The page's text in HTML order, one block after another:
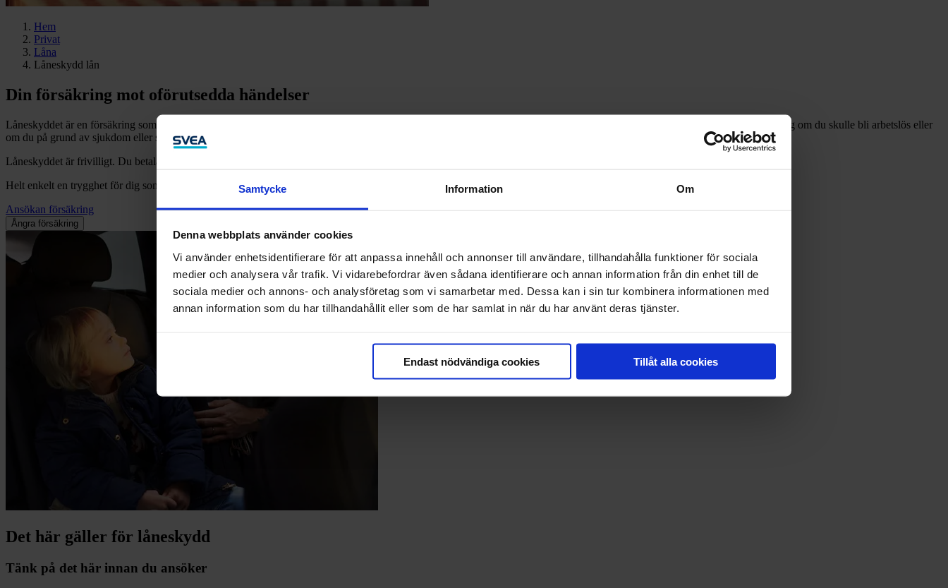
Samtycke Information Om
Denna webbplats använder cookies
Vi använder enhetsidentifierare för att anpassa innehåll och annonser till användare, tillhandahålla funktioner för sociala
medier och analysera vår trafik. Vi vidarebefordrar även sådana identifierare och annan information från din enhet till de
sociala medier och annons- och analysföretag som vi samarbetar med. Dessa kan i sin tur kombinera informationen med
annan information som du har tillhandahållit eller som de har samlat in när du har använt deras tjänster.
Endast nödvändiga cookies Tillåt alla cookies
Hem
Privat
Låna
Låneskydd lån
Din försäkring mot oförutsedda händelser
Låneskyddet är en försäkring som du kan teckna i samband med att du tecknar ett låneavtal med Svea Bank (senast 90 dagar efter lånet utbetalats). Försäkringen kan ge ersättning om du skulle bli arbetslös eller
om du på grund av sjukdom eller skada inte skulle kunna arbeta under en period. Ersättning kan lämnas även vid dödsfall.
Låneskyddet är frivilligt. Du betalar försäkringen månadsvis i samband med din månadsbetalning för lånet och du kan när som helst säga upp försäkringen.
Helt enkelt en trygghet för dig som lånar.
Ansökan försäkring
Ångra försäkring
Det här gäller för låneskydd
Tänk på det här innan du ansöker